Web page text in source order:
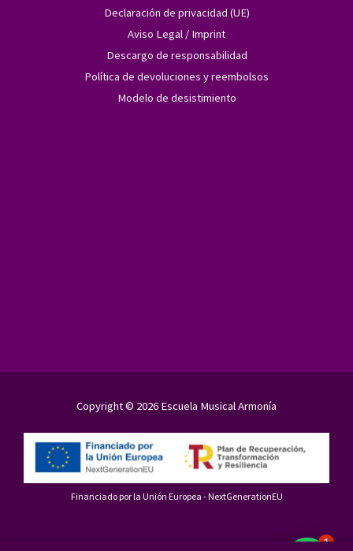
Declaración de privacidad (UE)
Aviso Legal / Imprint
Descargo de responsabilidad
Política de devoluciones y reembolsos
Modelo de desistimiento
Copyright © 2026 Escuela Musical Armonía
Financiado por la Unión Europea - NextGenerationEU
1